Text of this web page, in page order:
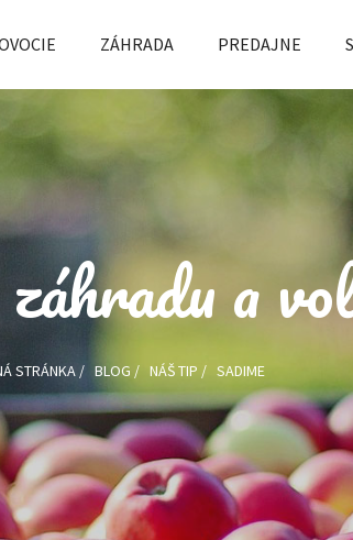
ZÁHRADA PREDAJNE
a
STRÁNKA/ BLOG / NÁŠ TIP / SADIME